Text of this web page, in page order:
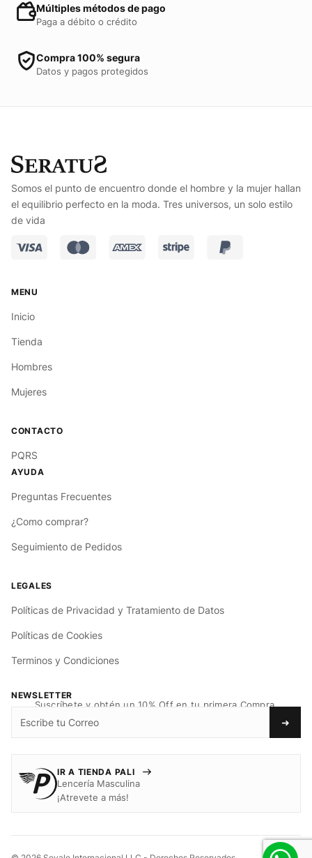
Múltiples métodos de pago
Paga a débito o crédito
Compra 100% segura
Datos y pagos protegidos
Somos el punto de encuentro donde el hombre y la mujer hallan
el equilibrio perfecto en la moda. Tres universos, un solo estilo
de vida
Inicio
Tienda
Hombres
Mujeres
PQRS
Preguntas Frecuentes
¿Como comprar?
Seguimiento de Pedidos
Políticas de Privacidad y Tratamiento de Datos
Políticas de Cookies
Terminos y Condiciones
NEWSLETTER
Suscríbete y obtén un 10% Off en tu primera Compra.
➜
IR A TIENDA PALI
Lencería Masculina
¡Atrevete a más!